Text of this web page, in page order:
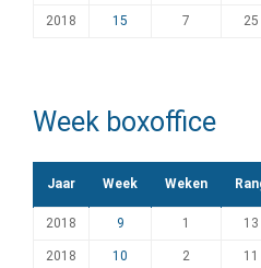
2018 15 7 25
Week boxoffice
Jaar Week Weken
2018 9 1 13
2018 10 2 11